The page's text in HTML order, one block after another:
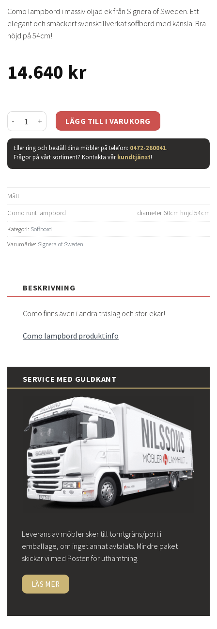
Como lampbord i massiv oljad ek från Signera of Sweden. Ett
elegant och smäckert svensktillverkat soffbord med känsla. Bra
höjd på 54cm!
14.640 kr
Como lampbord runt mängdLÄGG TILL I VARUKORG
Eller ring och beställ dina möbler på telefon: 0472-260041.
Frågor på vårt sortiment? Kontakta vårkundtjänst!
Mått
Como runt lampbord
diameter 60cm höjd 54cm
Kategori: Soffbord
Varumärke: Signera of Sweden
BESKRIVNING
Como finns även i andra träslag och storlekar!
Como lampbord produktinfo
SERVICE MED GULDKANT
Leverans av möbler sker till tomtgräns/port i
emballage, om inget annat avtalats. Mindre paket
skickar vi med Posten för uthämtning.
LÄS MER